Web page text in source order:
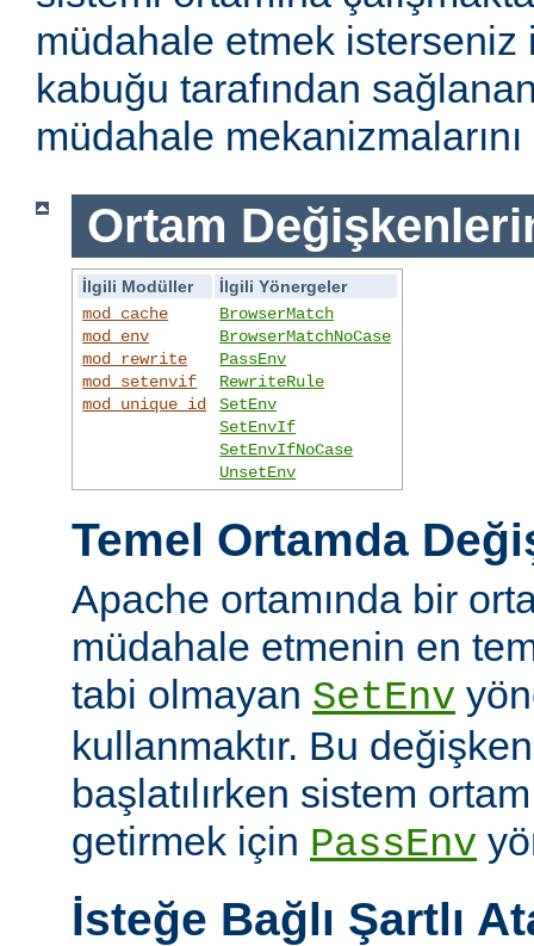
müdahale etmek
kabuğu tarafından
müdahale mekanizmalarını
Ortam
İlgili Modüller
İlgili Yönergeler
mod_cache
mod_env
mod_rewrite
mod_setenvif
mod_unique_id
BrowserMatch
BrowserMatchNoCase
PassEnv
RewriteRule
SetEnv
SetEnvIf
SetEnvIfNoCase
UnsetEnv
Temel Ortamda
Apache ortamında bir
müdahale etmenin en
tabi olmayan SetEnv
kullanmaktır. Bu
başlatılırken sistem
getirmek için PassEnv
İsteğe Bağlı Şartlı